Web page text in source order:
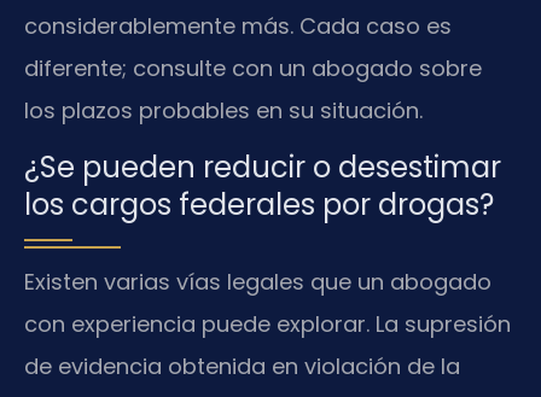
considerablemente más. Cada caso es
diferente; consulte con un abogado sobre
los plazos probables en su situación.
¿Se pueden reducir o desestimar
los cargos federales por drogas?
Existen varias vías legales que un abogado
con experiencia puede explorar. La supresión
de evidencia obtenida en violación de la